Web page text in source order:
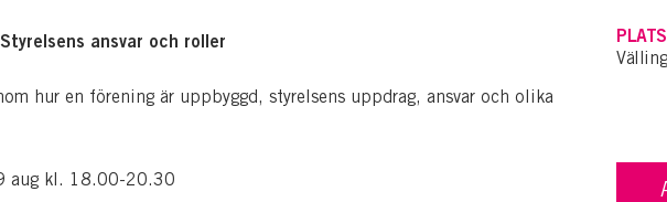
ansvar och roller
hur en förening är uppbyggd, styrelsens uppdrag, ansvar och olika
aug kl. 18.00-20.30
PLATS